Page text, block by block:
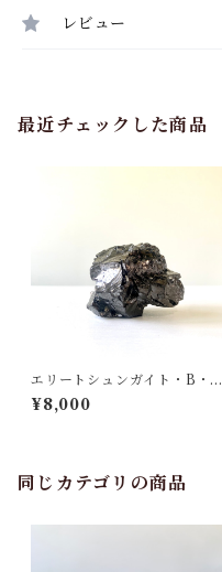
レビュー
最近チェックした商品
エリートシュンガイト・B・ラ
フ原石・（ノーブルシュンガ
イト）
¥8,000
同じカテゴリの商品